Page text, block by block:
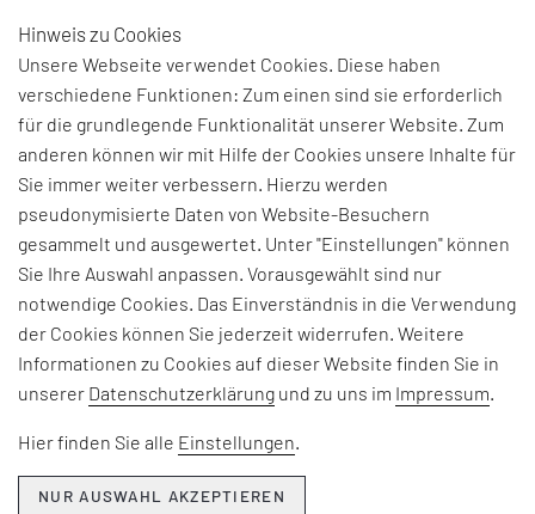
BEGRIFFSERKLÄRUNG:
STANDORTSTRATEGIE
Die Standortstrategie bezieht sich auf die Auswahl
und Weiterentwicklung von Fertigungsstandorten
eines Unternehmens. Dies umfasst Aspekte wie
eine nach Kostenkriterien zu treffende
Standortwahl, Marktzugänge,
Arbeitskräfteverfügbarkeit, infrastrukturelle
Gegebenheiten und regulatorische
Rahmenbedingungen.
Hinweis zu Cookies
Unsere Webseite verwendet Cookies. Diese haben
verschiedene Funktionen: Zum einen sind sie erforderlich
für die grundlegende Funktionalität unserer Website. Zum
anderen können wir mit Hilfe der Cookies unsere Inhalte für
Sie immer weiter verbessern. Hierzu werden
pseudonymisierte Daten von Website-Besuchern
gesammelt und ausgewertet. Unter "Einstellungen" können
Sie Ihre Auswahl anpassen. Vorausgewählt sind nur
notwendige Cookies. Das Einverständnis in die Verwendung
der Cookies können Sie jederzeit widerrufen. Weitere
Informationen zu Cookies auf dieser Website finden Sie in
unserer Datenschutzerklärung und zu uns im Impressum.
Hier finden Sie alle Einstellungen.
NUR AUSWAHL AKZEPTIEREN